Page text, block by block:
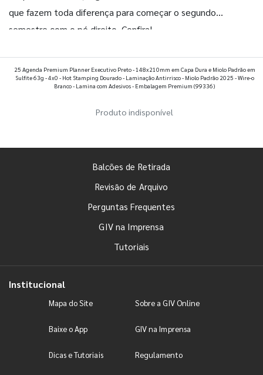
que fazem toda diferença para começar o segundo
semestre com o pé direito. Confira!
25 Agenda Premium Planner Executivo Preto - 148x210mm em Capa Dura e Miolo Padrão em
Sulfite 63g - 4x0 - Hot Stamping Dourado - Laminação Antirrisco - Miolo Padrão 2025 - Wire-o
Branco - Lamina com Adesivos - Embalagem Premium (99336)
Produto indisponível
Balcões de Retirada
Revisão de Arquivo
Perguntas Frequentes
GIV na Imprensa
Tutoriais
Institucional
Mapa do Site Sobre a GIV Online
Baixe o App GIV na Imprensa
Dicas e Tutoriais Regulamento